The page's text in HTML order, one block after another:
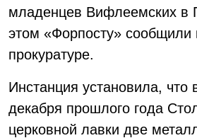
младенцев Вифлеемских в
этом «Форпосту» сообщили
прокуратуре.
Инстанция установила, что
декабря прошлого года
церковной лавки две